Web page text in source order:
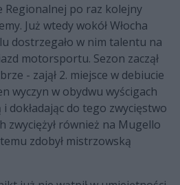
Regionalnej po raz kolejny
Już wtedy wokół Włocha
dostrzegało w nim talentu na
motorsportu. Sezon zaczął
- zajął 2. miejsce w debiucie
wyczyn w obydwu wyścigach
dokładając do tego zwycięstwo
zwyciężył również na Mugello
zdobył mistrzowską